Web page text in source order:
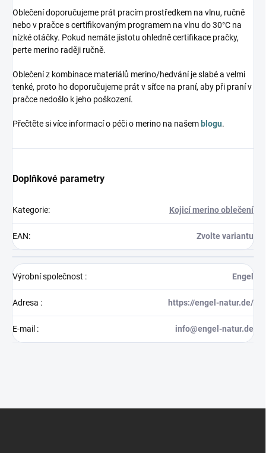
Oblečení doporučujeme prát pracím prostředkem na vlnu, ručně
nebo v pračce s certifikovaným programem na vlnu do 30°C na
nízké otáčky. Pokud nemáte jistotu ohledně certifikace pračky,
perte merino raději ručně.
Oblečení z kombinace materiálů merino/hedvání je slabé a velmi
tenké, proto ho doporučujeme prát v síťce na praní, aby při praní v
pračce nedošlo k jeho poškození.
Přečtěte si více informací o péči o merino na našem blogu.
Doplňkové parametry
Kategorie: Kojicí merino oblečení
EAN: Zvolte variantu
Výrobní společnost : Engel
Adresa : https://engel-natur.de/
E-mail : info@engel-natur.de